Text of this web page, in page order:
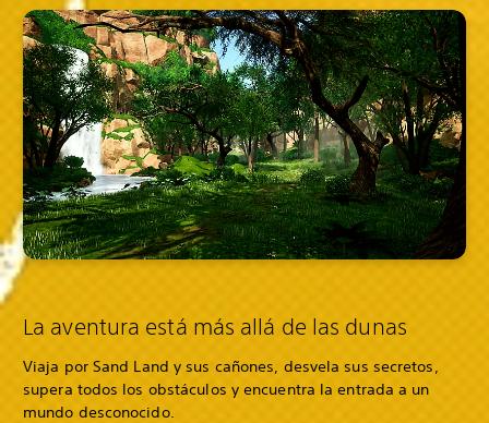
La aventura está más allá de las dunas
Viaja por Sand Land y sus cañones, desvela sus secretos,
supera todos los obstáculos y encuentra la entrada a un
mundo desconocido.